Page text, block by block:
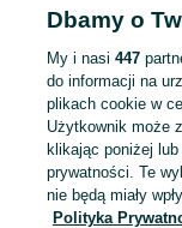
Dbamy o
My i nasi 447
do informacji na
plikach cookie w
Użytkownik może
klikając poniżej
prywatności. Te
nie będą miały
Polityka